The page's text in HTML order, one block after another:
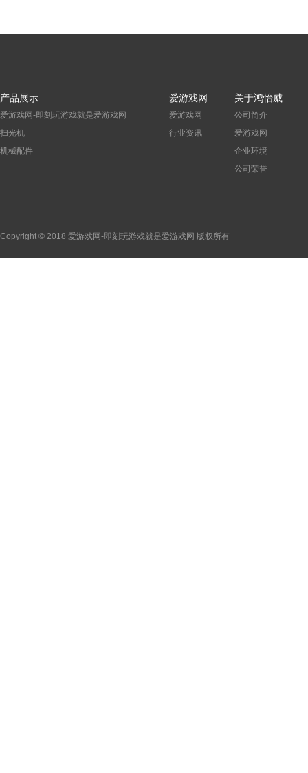
产品展示
爱游戏网-即刻玩游戏就是爱游戏网
扫光机
机械配件
爱游戏网
爱游戏网
行业资讯
关于鸿怡威
公司简介
爱游戏网
企业环境
公司荣誉
Copyright © 2018 爱游戏网-即刻玩游戏就是爱游戏网 版权所有